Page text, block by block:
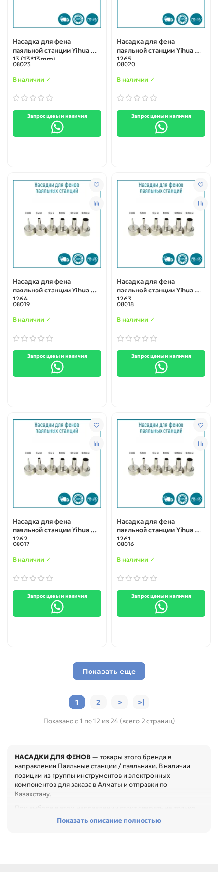
Насадка для фена
паяльной станции Yihua N-
13 (13*13mm)
08023
В наличии ✓
Запрос цены и наличия
Насадка для фена
паяльной станции Yihua N-
1265
08020
В наличии ✓
Запрос цены и наличия
Насадка для фена
паяльной станции Yihua N-
1264
08019
В наличии ✓
Запрос цены и наличия
Насадка для фена
паяльной станции Yihua N-
1263
08018
В наличии ✓
Запрос цены и наличия
Насадка для фена
паяльной станции Yihua N-
1262
08017
В наличии ✓
Запрос цены и наличия
Насадка для фена
паяльной станции Yihua N-
1261
08016
В наличии ✓
Запрос цены и наличия
Показать еще
1 2 > >|
Показано с 1 по 12 из 24 (всего 2 страниц)
НАСАДКИ ДЛЯ ФЕНОВ — товары этого бренда в
направлении Паяльные станции / паяльники. В наличии
позиции из группы инструментов и электронных
компонентов для заказа в Алматы и отправки по
Казахстану.
При выборе в этом направлении стоит сверять не только
название товара, но и технические параметры в карточке.
Показать описание полностью